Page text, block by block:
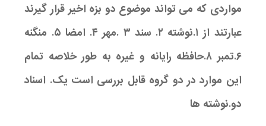
مواردی که می تواند موضوع دو بزه اخیر قرار گیرند
عبارتند از ۱.نوشته ۲. سند ۳ .مهر ۴. امضا ۵. منگنه
۶.تمبر ۸.حافظه رایانه و غیره به طور خلاصه تمام
این موارد در دو گروه قابل بررسی است یک. اسناد
دو.نوشته ها